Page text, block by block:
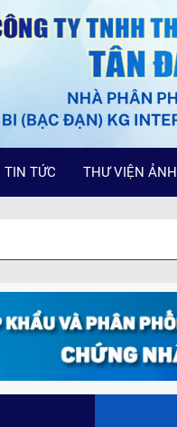
TIN TỨC THƯ VIỆN ẢNH